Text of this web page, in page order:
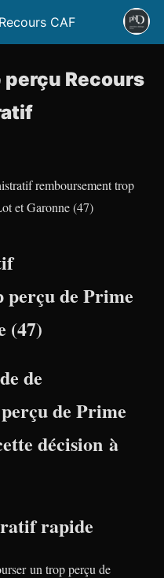
CAF
perçu Recours
remboursement trop
et Garonne (47)
de Prime
(47)
de
de Prime
décision à
rapide
un trop perçu de